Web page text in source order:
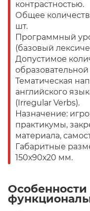
контрастностью.
Общее
шт.
Программный
(базовый
Допустимое
образовательной
Тематическая
английского
(Irregular Verbs).
Назначение:
практикумы,
материала,
Габаритные
150х90х20 мм.